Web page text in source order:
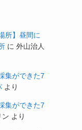
所】昼間に
に 外山治人
集ができた7
より
集ができた7
ン より